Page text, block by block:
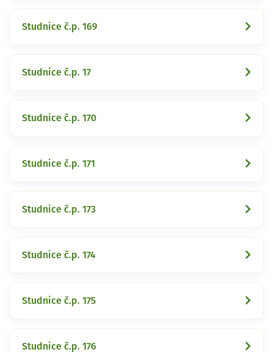
Studnice č.p. 169
Studnice č.p. 17
Studnice č.p. 170
Studnice č.p. 171
Studnice č.p. 173
Studnice č.p. 174
Studnice č.p. 175
Studnice č.p. 176